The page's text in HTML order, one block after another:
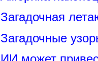
Загадочная
Загадочные